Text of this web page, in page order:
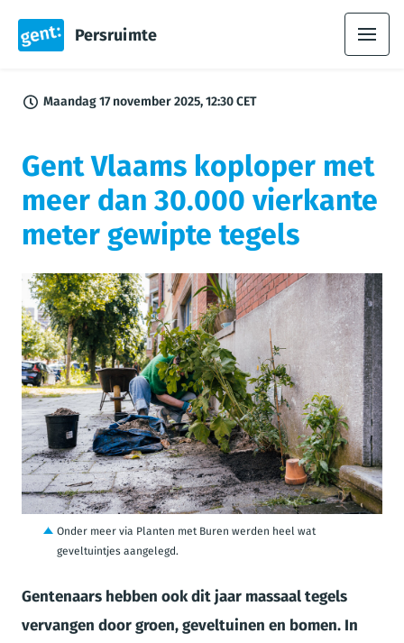
Persruimte
Maandag 17 november 2025, 12:30 CET
Gent Vlaams koploper met
meer dan 30.000 vierkante
meter gewipte tegels
JPG
Onder meer via Planten met Buren werden heel wat
geveltuintjes aangelegd.
Gentenaars hebben ook dit jaar massaal tegels
vervangen door groen, geveltuinen en bomen. In